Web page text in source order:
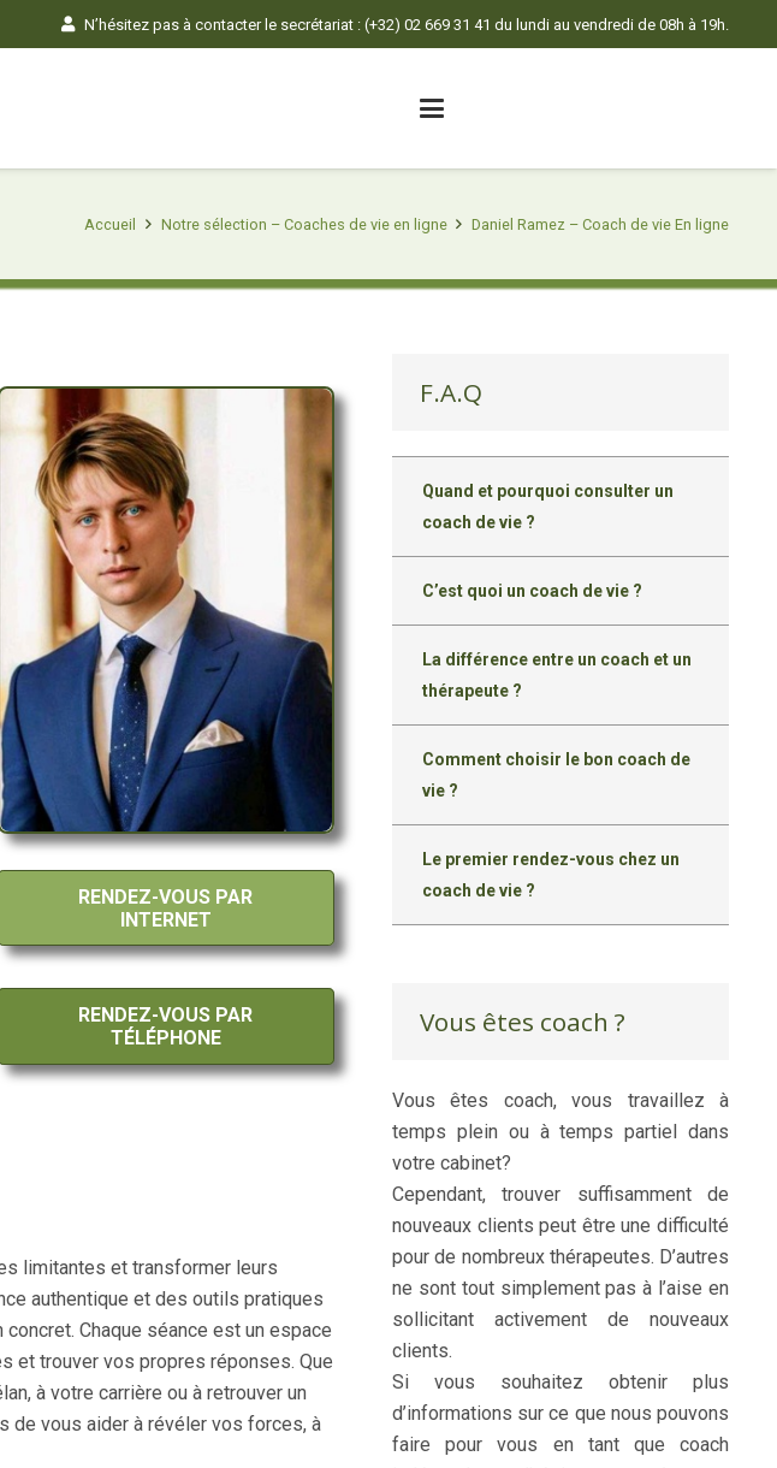
N’hésitez pas à contacter le secrétariat : (+32) 02 669 31 41 du lundi au vendredi de 08h à 19h.
Accueil Notre sélection – Coaches de vie en ligne Daniel Ramez – Coach de vie En ligne
RENDEZ-VOUS PAR
INTERNET
RENDEZ-VOUS PAR
TÉLÉPHONE
limitantes et transformer leurs
authentique et des outils pratiques
Chaque séance est un espace
et trouver vos propres réponses. Que
à votre carrière ou à retrouver un
de vous aider à révéler vos forces, à
F.A.Q
Quand et pourquoi consulter un
coach de vie ?
C’est quoi un coach de vie ?
La différence entre un coach et un
thérapeute ?
Comment choisir le bon coach de
vie ?
Le premier rendez-vous chez un
coach de vie ?
Vous êtes coach ?
Vous êtes coach, vous travaillez à
temps plein ou à temps partiel dans
votre cabinet?
Cependant, trouver suffisamment de
nouveaux clients peut être une difficulté
pour de nombreux thérapeutes. D’autres
ne sont tout simplement pas à l’aise en
sollicitant activement de nouveaux
clients.
Si vous souhaitez obtenir plus
d’informations sur ce que nous pouvons
faire pour vous en tant que coach